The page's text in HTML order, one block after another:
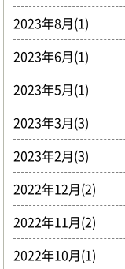
2023年8月(1)
2023年6月(1)
2023年5月(1)
2023年3月(3)
2023年2月(3)
2022年12月(2)
2022年11月(2)
2022年10月(1)